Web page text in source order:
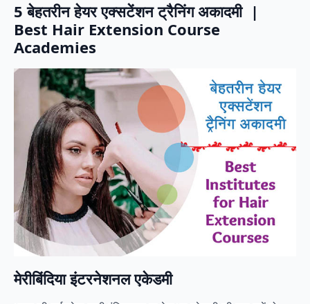
5 बेहतरीन हेयर एक्सटेंशन ट्रैनिंग अकादमी |
Best Hair Extension Course
Academies
मेरीबिंदिया इंटरनेशनल एकेडमी